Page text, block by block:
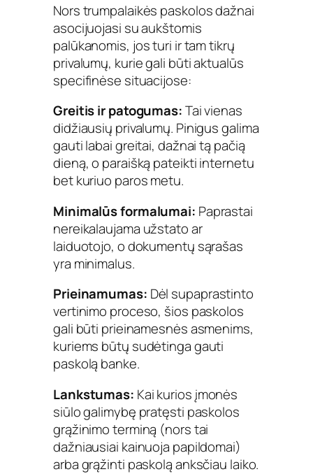
Nors trumpalaikės paskolos dažnai
asocijuojasi su aukštomis
palūkanomis, jos turi ir tam tikrų
privalumų, kurie gali būti aktualūs
specifinėse situacijose:
Greitis ir patogumas:Tai vienas
didžiausių privalumų. Pinigus galima
gauti labai greitai, dažnai tą pačią
dieną, o paraišką pateikti internetu
bet kuriuo paros metu.
Minimalūs formalumai: Paprastai
nereikalaujama užstato ar
laiduotojo, o dokumentų sąrašas
yra minimalus.
Prieinamumas: Dėl supaprastinto
vertinimo proceso, šios paskolos
gali būti prieinamesnės asmenims,
kuriems būtų sudėtinga gauti
paskolą banke.
Lankstumas: Kai kurios įmonės
siūlo galimybę pratęsti paskolos
grąžinimo terminą (nors tai
dažniausiai kainuoja papildomai)
arba grąžinti paskolą anksčiau laiko.